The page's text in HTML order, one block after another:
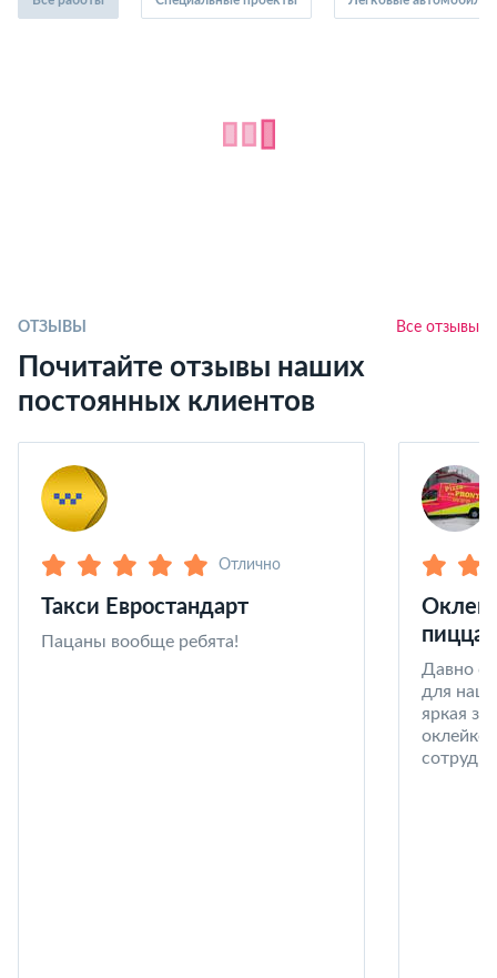
ОТЗЫВЫ Все отзывы
Почитайте отзывы наших
постоянных клиентов
Отлично
Такси Евростандарт
Пацаны вообще ребята!
пицца
Давно
для
яркая
оклейке